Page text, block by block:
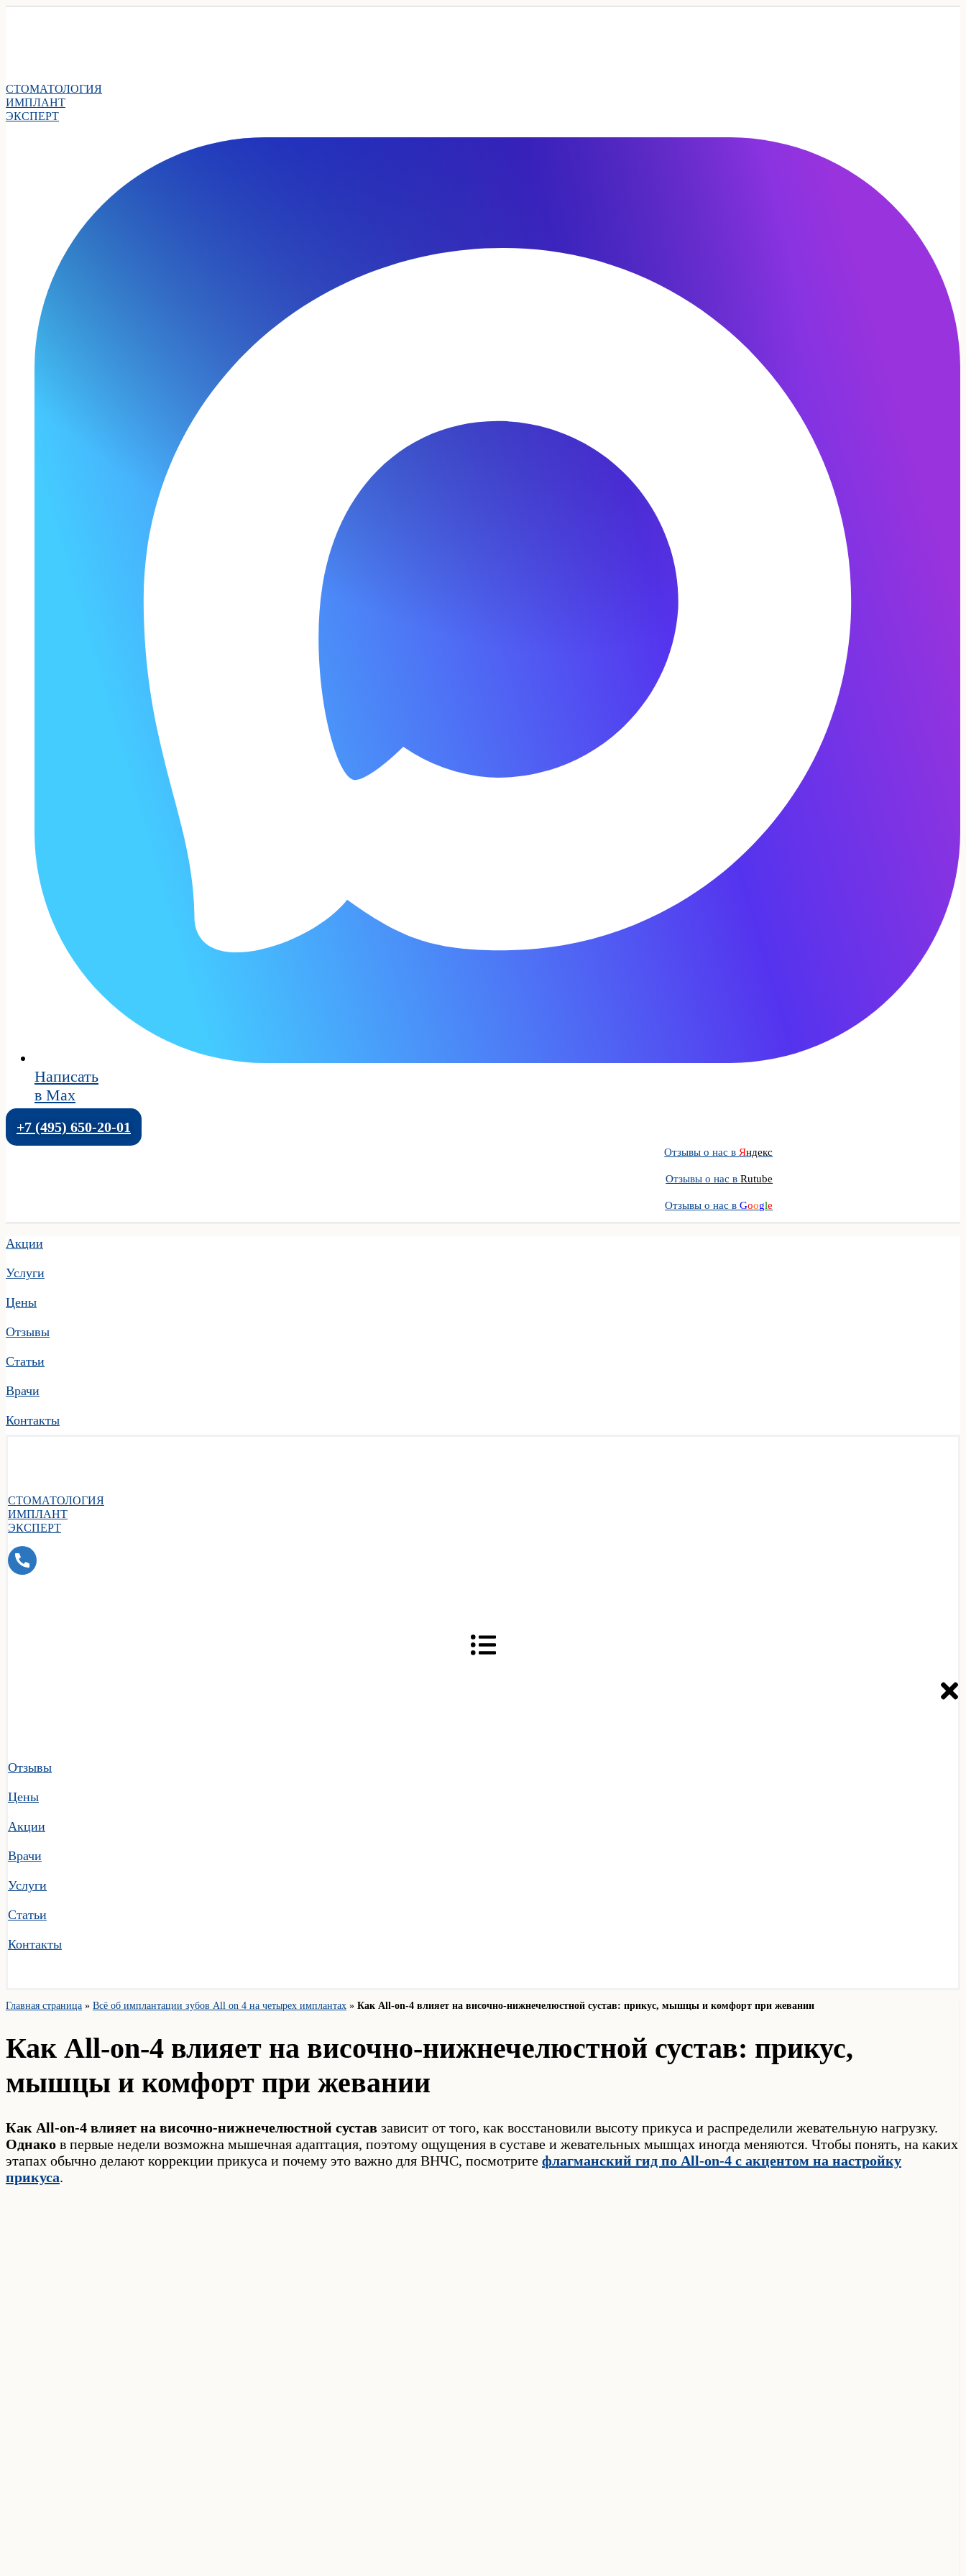
СТОМАТОЛОГИЯ
ИМПЛАНТ
ЭКСПЕРТ
Написать
в Max
+7 (495) 650-20-01
Отзывы о нас в Яндекс
Отзывы о нас вRutube
Отзывы о нас вGoogle
Акции
Услуги
Цены
Отзывы
Статьи
Врачи
Контакты
СТОМАТОЛОГИЯ
ИМПЛАНТ
ЭКСПЕРТ
Отзывы
Цены
Акции
Врачи
Услуги
Статьи
Контакты
Главная страница » Всё об имплантации зубов All on 4 на четырех имплантах » Как All-on-4 влияет на височно-нижнечелюстной сустав: прикус, мышцы и комфорт при жевании
Как All-on-4 влияет на височно-нижнечелюстной сустав: прикус,
мышцы и комфорт при жевании
Как All-on-4 влияет на височно-нижнечелюстной сустав зависит от того, как восстановили высоту прикуса и распределили жевательную нагрузку.
Однако в первые недели возможна мышечная адаптация, поэтому ощущения в суставе и жевательных мышцах иногда меняются. Чтобы понять, на каких
этапах обычно делают коррекции прикуса и почему это важно для ВНЧС, посмотрите флагманский гид по All-on-4 с акцентом на настройку
прикуса.